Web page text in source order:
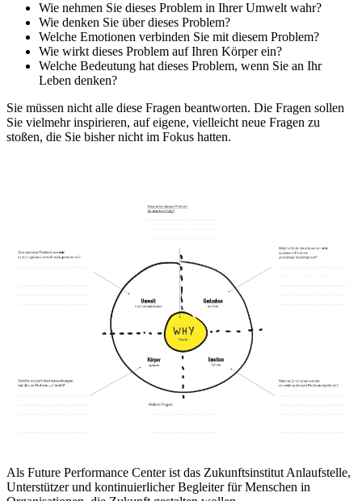
Wie nehmen Sie dieses Problem in Ihrer Umwelt wahr?
Wie denken Sie über dieses Problem?
Welche Emotionen verbinden Sie mit diesem Problem?
Wie wirkt dieses Problem auf Ihren Körper ein?
Welche Bedeutung hat dieses Problem, wenn Sie an Ihr
Leben denken?
Sie müssen nicht alle diese Fragen beantworten. Die Fragen sollen
Sie vielmehr inspirieren, auf eigene, vielleicht neue Fragen zu
stoßen, die Sie bisher nicht im Fokus hatten.
Als Future Performance Center ist das Zukunftsinstitut Anlaufstelle,
Unterstützer und kontinuierlicher Begleiter für Menschen in